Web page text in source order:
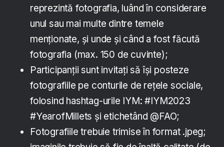
reprezintă fotografia, luând în considerare
unul sau mai multe dintre temele
menționate, și unde și când a fost făcută
fotografia (max. 150 de cuvinte);
Participanții sunt invitați să își posteze
fotografiile pe conturile de rețele sociale,
folosind hashtag-urile IYM: #IYM2023
#YearofMillets și etichetând @FAO;
Fotografiile trebuie trimise în format .jpeg;